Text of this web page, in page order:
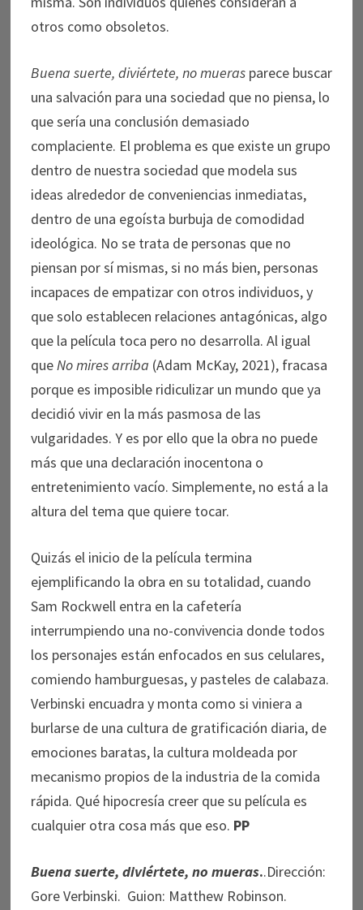
otros como obsoletos.
Buena suerte, diviértete, no muerasparece buscar
una salvación para una sociedad que no piensa, lo
que sería una conclusión demasiado
complaciente. El problema es que existe un grupo
dentro de nuestra sociedad que modela sus
ideas alrededor de conveniencias inmediatas,
dentro de una egoísta burbuja de comodidad
ideológica. No se trata de personas que no
piensan por sí mismas, si no más bien, personas
incapaces de empatizar con otros individuos, y
que solo establecen relaciones antagónicas, algo
que la película toca pero no desarrolla. Al igual
queNo mires arriba (Adam McKay, 2021), fracasa
porque es imposible ridiculizar un mundo que ya
decidió vivir en la más pasmosa de las
vulgaridades. Y es por ello que la obra no puede
más que una declaración inocentona o
entretenimiento vacío. Simplemente, no está a la
altura del tema que quiere tocar.
Quizás el inicio de la película termina
ejemplificando la obra en su totalidad, cuando
Sam Rockwell entra en la cafetería
interrumpiendo una no-convivencia donde todos
los personajes están enfocados en sus celulares,
comiendo hamburguesas, y pasteles de calabaza.
Verbinski encuadra y monta como si viniera a
burlarse de una cultura de gratificación diaria, de
emociones baratas, la cultura moldeada por
mecanismo propios de la industria de la comida
rápida. Qué hipocresía creer que su película es
cualquier otra cosa más que eso. PP
Buena suerte, diviértete, no mueras..Dirección:
Gore Verbinski. Guion: Matthew Robinson.